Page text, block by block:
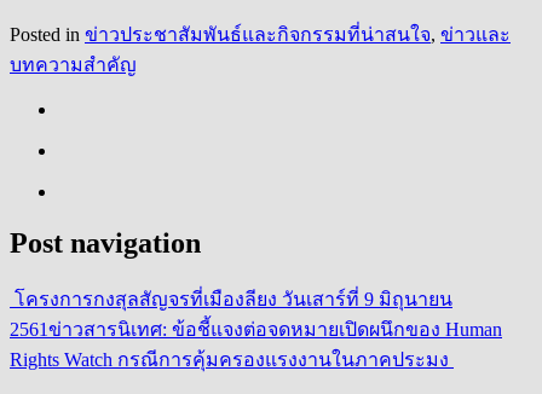
Posted in ข่าวประชาสัมพันธ์และกิจกรรมที่น่าสนใจ, ข่าวและ
บทความสำคัญ
Post navigation
โครงการกงสุลสัญจรที่เมืองลียง วันเสาร์ที่ 9 มิถุนายน
2561ข่าวสารนิเทศ: ข้อชี้แจงต่อจดหมายเปิดผนึกของ Human
Rights Watch กรณีการคุ้มครองแรงงานในภาคประมง